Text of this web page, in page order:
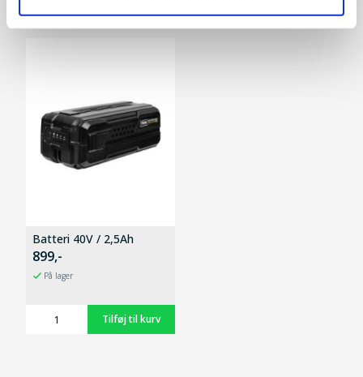
Andre kunder købte også
Batteri 40V / 2,5Ah
899,-
På lager